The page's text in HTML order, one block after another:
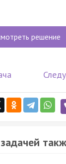
решение